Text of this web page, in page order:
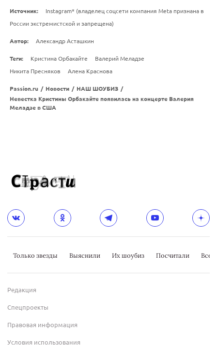
Источник:
Instagram* (владелец соцсети компания Meta признана в
России экстремистской и запрещена)
Автор: Александр Асташкин
Теги: Кристина Орбакайте
Валерий Меладзе
Никита Пресняков
Алена Краснова
Passion.ru / Новости / НАШ ШОУБИЗ /
Невестка Кристины Орбакайте появилась на концерте Валерия
Меладзе в США
Только звезды Выяснили Их шоубиз Посчитали
Редакция
Спецпроекты
Правовая информация
Условия использования